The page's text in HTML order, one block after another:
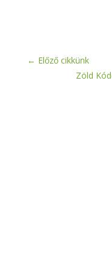
← Előző cikkünk
Zöld